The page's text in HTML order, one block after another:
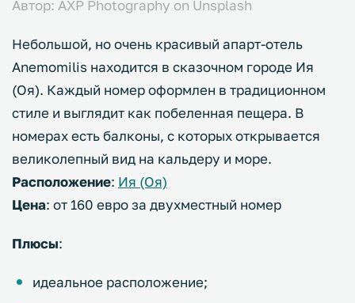
Автор: AXP Photography on Unsplash
Небольшой, но очень красивый апарт-отель
Anemomilis находится в сказочном городе Ия
(Оя). Каждый номер оформлен в традиционном
стиле и выглядит как побеленная пещера. В
номерах есть балконы, с которых открывается
великолепный вид на кальдеру и море.
Расположение: Ия (Оя)
Цена: от 160 евро за двухместный номер
Плюсы:
идеальное расположение;